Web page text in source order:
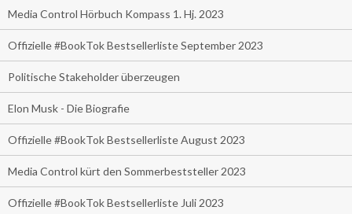
Media Control Hörbuch Kompass 1. Hj. 2023
Offizielle #BookTok Bestsellerliste September 2023
Politische Stakeholder überzeugen
Elon Musk - Die Biografie
Offizielle #BookTok Bestsellerliste August 2023
Media Control kürt den Sommerbeststeller 2023
Offizielle #BookTok Bestsellerliste Juli 2023